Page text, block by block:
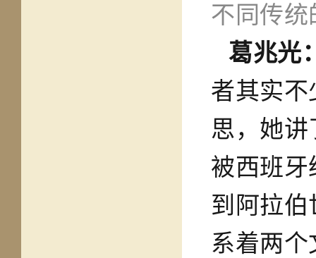
不同传统
葛兆光
者其实不
思，她讲
被西班牙
到阿拉
系着两